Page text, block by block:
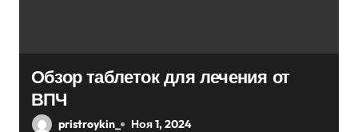
Обзор таблеток для лечения от
ВПЧ
pristroykin_ Ноя 1, 2024